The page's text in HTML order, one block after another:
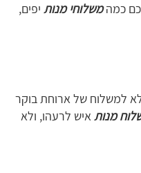
כמהמשלוחי מנות יפים,
למשלוח של ארוחת בוקר
מנותאיש לרעהו, ולא